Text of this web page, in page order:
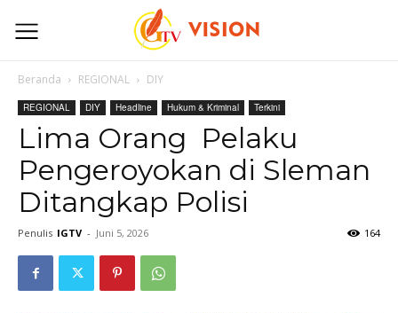
Beranda REGIONAL DIY
REGIONAL DIY Headline Hukum & Kriminal Terkini
Lima Orang Pelaku
Pengeroyokan di Sleman
Ditangkap Polisi
Penulis IGTV - Juni 5, 2026 164